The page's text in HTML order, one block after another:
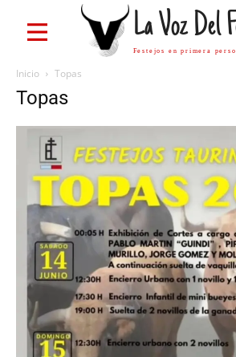
La Voz Del
Festejos en primera
Inicio Topas
Topas